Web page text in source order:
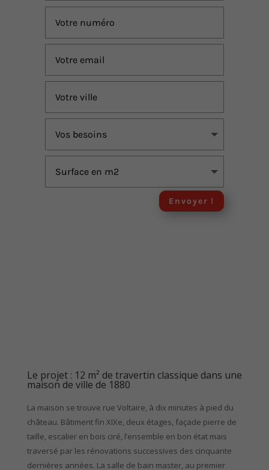
Envoyer !
Le projet : 12 m² de travertin classique dans une
maison de ville de 1880
La maison se trouve rue Voltaire, à dix minutes à pied du
château. Bâtiment fin XIXe, deux étages, façade pierre de
taille, escalier en bois ciré, l’ensemble en bon état mais
traversé par les rénovations successives des cinquante
dernières années. La salle de bain master, au premier